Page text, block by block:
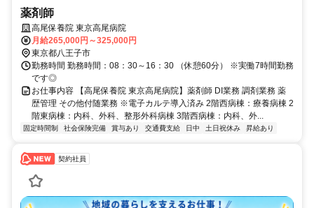
薬剤師
高尾保養院 東京高尾病院
月給265,000円～325,000円
東京都八王子市
勤務時間 勤務時間：08：30～16：30 （休憩60分） ※実働7時間勤務
です◎
お仕事内容 【高尾保養院 東京高尾病院】薬剤師 DI業務 調剤業務 薬
歴管理 その他付随業務 ※電子カルテ導入済み 2階西病棟：療養病棟 2
階東病棟：内科、外科、整形外科病棟 3階西病棟：内科、外...
固定時間制 社会保険完備 賞与あり 交通費支給 日中 土日祝休み 昇給あり
契約社員